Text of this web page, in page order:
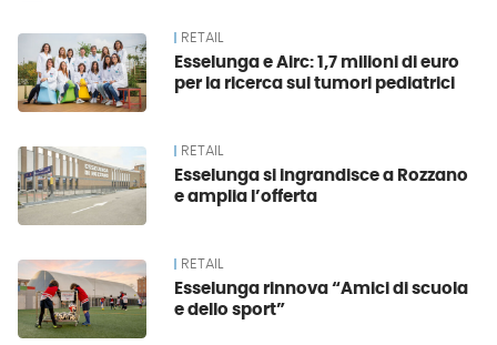
RETAIL
Esselunga e Airc: 1,7 milioni di euro
per la ricerca sui tumori pediatrici
RETAIL
Esselunga si ingrandisce a Rozzano
e amplia l’offerta
RETAIL
Esselunga rinnova “Amici di scuola
e dello sport”